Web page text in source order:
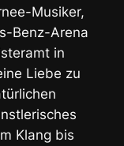
Musiker,
Benz-Arena
in
Liebe zu
Klang bis